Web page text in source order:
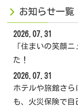
お知らせ一覧
2026.07.31
「住まいの笑顔
た！
2026.07.31
ホテルや旅館さら
も、火災保険で自